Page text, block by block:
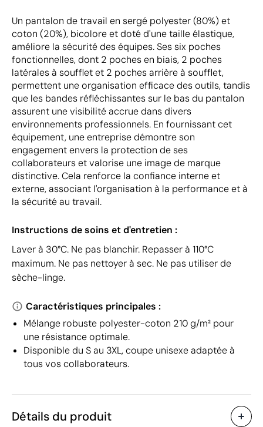
Un pantalon de travail en sergé polyester (80%) et
coton (20%), bicolore et doté d'une taille élastique,
améliore la sécurité des équipes. Ses six poches
fonctionnelles, dont 2 poches en biais, 2 poches
latérales à soufflet et 2 poches arrière à soufflet,
permettent une organisation efficace des outils, tandis
que les bandes réfléchissantes sur le bas du pantalon
assurent une visibilité accrue dans divers
environnements professionnels. En fournissant cet
équipement, une entreprise démontre son
engagement envers la protection de ses
collaborateurs et valorise une image de marque
distinctive. Cela renforce la confiance interne et
externe, associant l'organisation à la performance et à
la sécurité au travail.
Instructions de soins et d'entretien :
Laver à 30°C. Ne pas blanchir. Repasser à 110°C
maximum. Ne pas nettoyer à sec. Ne pas utiliser de
sèche-linge.
Caractéristiques principales :
Mélange robuste polyester-coton 210 g/m² pour
une résistance optimale.
Disponible du S au 3XL, coupe unisexe adaptée à
tous vos collaborateurs.
Détails du produit